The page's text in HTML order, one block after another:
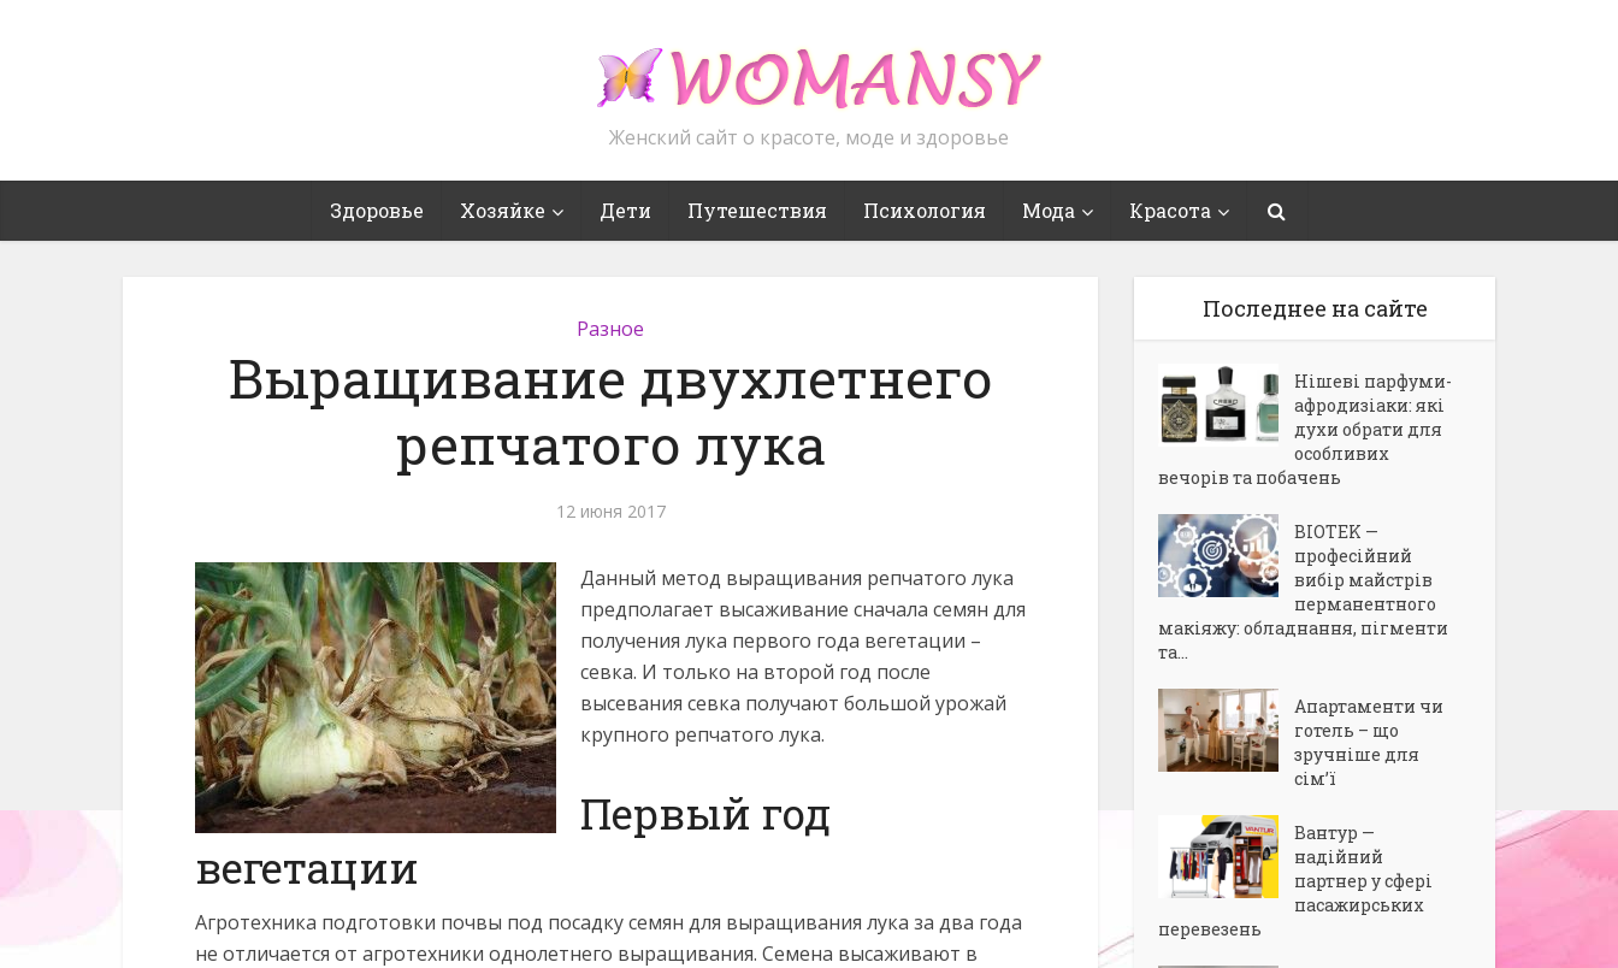
Женский сайт о красоте, моде и здоровье
Здоровье Хозяйке Дети Путешествия Психология Мода Красота
Разное
Выращивание двухлетнего
репчатого лука
12 июня 2017
Данный метод выращивания репчатого лука
предполагает высаживание сначала семян для
получения лука первого года вегетации –
севка. И только на второй год после
высевания севка получают большой урожай
крупного репчатого лука.
Первый год
вегетации
Агротехника подготовки почвы под посадку семян для выращивания лука за два года
не отличается от агротехники однолетнего выращивания. Семена высаживают в
Последнее на сайте
Нішеві парфуми-
афродизіаки: які
духи обрати для
особливих
вечорів та побачень
BIOTEK —
професійний
вибір майстрів
перманентного
макіяжу: обладнання, пігменти
та...
Апартаменти чи
готель – що
зручніше для
сім’ї
Вантур —
надійний
партнер у сфері
пасажирських
перевезень